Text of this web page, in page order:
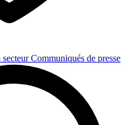
Communiqués de presse